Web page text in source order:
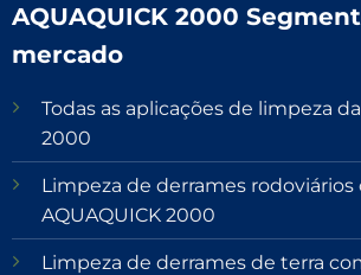
AQUAQUICK 2000
mercado
Todas as aplicações de limpeza
2000
Limpeza de derrames rodoviários
AQUAQUICK 2000
Limpeza de derrames de terra